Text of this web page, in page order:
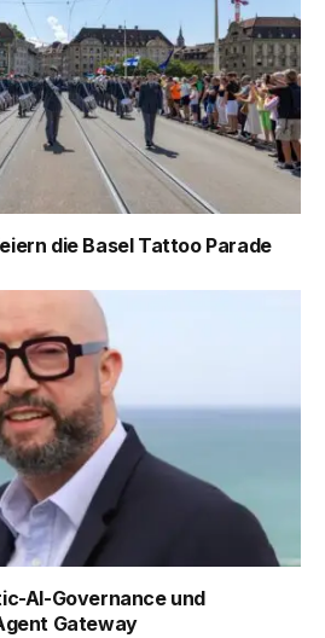
die Basel Tattoo Parade
AI-Governance und
Gateway